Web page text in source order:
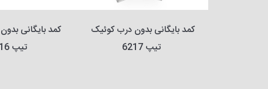
تیپ 6216
تیپ 6217